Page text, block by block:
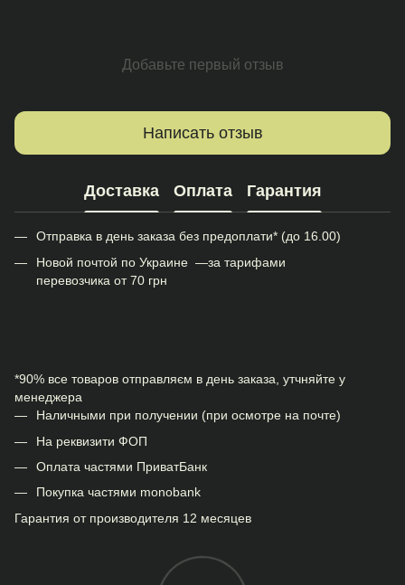
Добавьте первый отзыв
Написать отзыв
Доставка Оплата Гарантия
Отправка в день заказа без предоплати* (до 16.00)
Новой почтой по Украине —за тарифами
перевозчика от 70 грн
*90% все товаров отправляєм в день заказа, утчняйте у
менеджера
Наличными при получении (при осмотре на почте)
На реквизити ФОП
Оплата частями ПриватБанк
Покупка частями monobank
Гарантия от производителя 12 месяцев